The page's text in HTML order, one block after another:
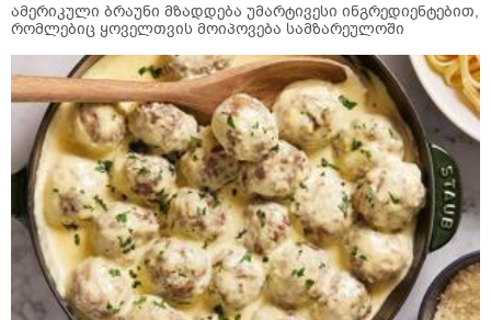
ამერიკული ბრაუნი მზადდება უმარტივესი ინგრედიენტებით,
რომლებიც ყოველთვის მოიპოვება სამზარეულოში